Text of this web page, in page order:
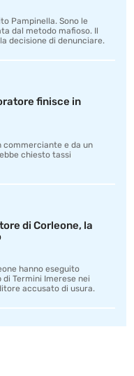
Pampinella. Sono le
dal metodo mafioso. Il
decisione di denunciare.
finisce in
commerciante e da un
chiesto tassi
di Corleone, la
hanno eseguito
Termini Imerese nei
accusato di usura.